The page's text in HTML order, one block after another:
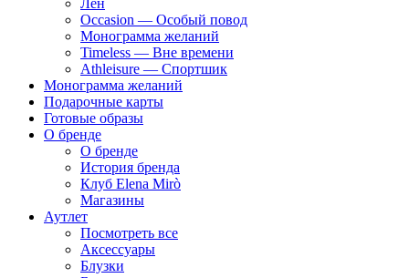
Occasion — Особый повод
Монограмма желаний
Timeless — Вне времени
Athleisure — Спортшик
Монограмма желаний
Подарочные карты
Готовые образы
О бренде
О бренде
История бренда
Клуб Elena Mirò
Магазины
Аутлет
Посмотреть все
Аксессуары
Блузки